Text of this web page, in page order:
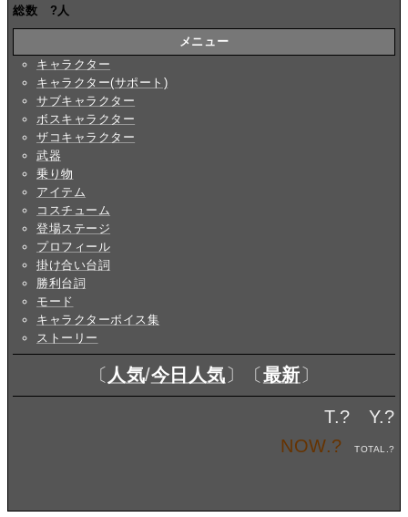
総数
? 人
メニュー
キャラクター
キャラクター(サポート)
サブキャラクター
ボスキャラクター
ザコキャラクター
武器
乗り物
アイテム
コスチューム
登場ステージ
プロフィール
掛け合い台詞
勝利台詞
モード
キャラクターボイス集
ストーリー
〔 人気/今日人気 〕〔 最新 〕
T.? Y.?
NOW.? TOTAL.?